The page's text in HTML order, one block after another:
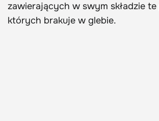
zawierających w swym składzie
których brakuje w glebie.